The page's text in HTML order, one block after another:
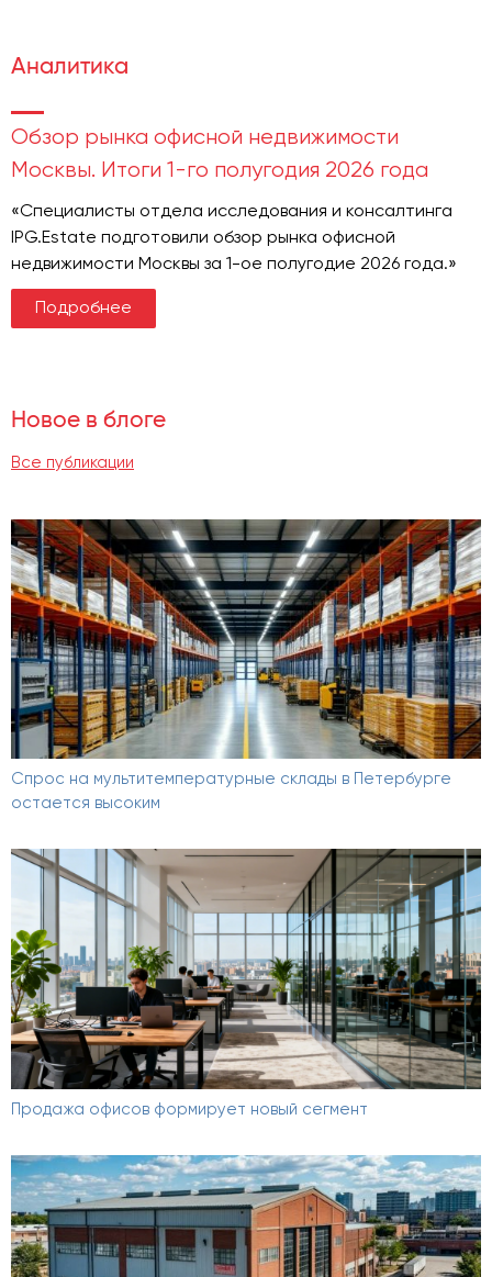
Аналитика
Обзор рынка офисной недвижимости
Москвы. Итоги 1-го полугодия 2026 года
«Специалисты отдела исследования и консалтинга
IPG.Estate подготовили обзор рынка офисной
недвижимости Москвы за 1-ое полугодие 2026 года.»
Подробнее
Новое в блоге
Все публикации
Спрос на мультитемпературные склады в Петербурге
остается высоким
Продажа офисов формирует новый сегмент